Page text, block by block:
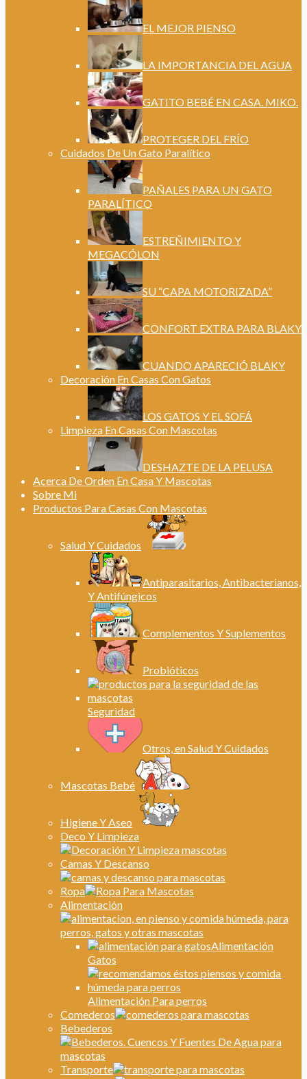
EL MEJOR PIENSO
LA IMPORTANCIA DEL AGUA
GATITO BEBÉ EN CASA. MIKO.
PROTEGER DEL FRÍO
Cuidados De Un Gato Paralítico
PAÑALES PARA UN GATO
PARALÍTICO
ESTREÑIMIENTO Y
MEGACÓLON
SU “CAPA MOTORIZADA”
CONFORT EXTRA PARA BLAKY
CUANDO APARECIÓ BLAKY
Decoración En Casas Con Gatos
LOS GATOS Y EL SOFÁ
Limpieza En Casas Con Mascotas
DESHAZTE DE LA PELUSA
Acerca De Orden En Casa Y Mascotas
Sobre Mi
Productos Para Casas Con Mascotas
Salud Y Cuidados
Antiparasitarios, Antibacterianos,
Y Antifúngicos
Complementos Y Suplementos
Probióticos
Seguridad
Otros, en Salud Y Cuidados
Mascotas Bebé
Higiene Y Aseo
Deco Y Limpieza
Camas Y Descanso
Ropa
Alimentación
Alimentación
Gatos
Alimentación Para perros
Comederos
Bebederos
Transporte